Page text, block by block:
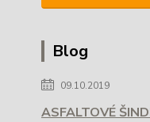
Blog
09.10.2019
ASFALTOVÉ